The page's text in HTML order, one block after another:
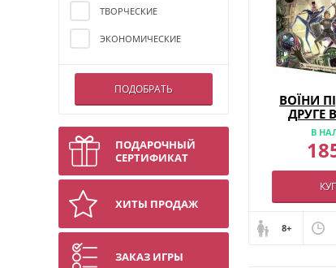
ТВОРЧЕСКИЕ
ЭКОНОМИЧЕСКИЕ
ПОДОБРАТЬ
ПОДАРОЧНЫЙ
СЕРТИФИКАТ
ХИТЫ ПРОДАЖ
ЗАКАЗ ИГРЫ
ВОЇНИ
ДРУГЕ
В
8+